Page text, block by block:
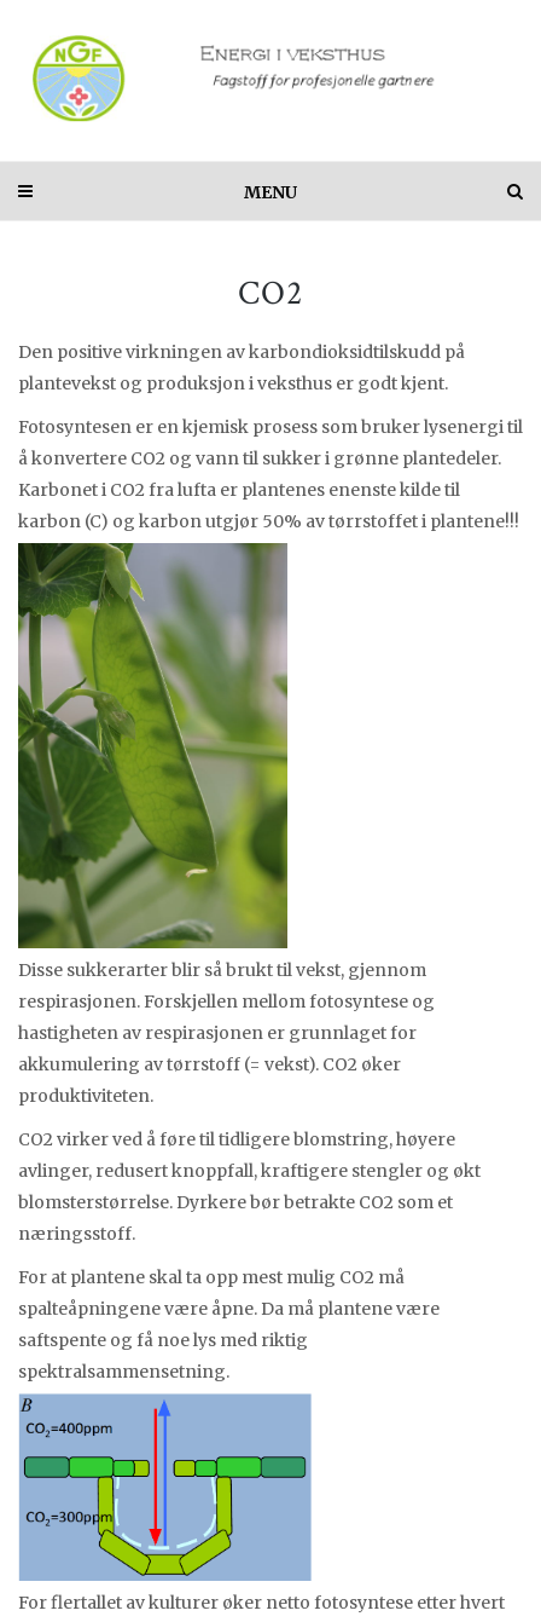
MENU
CO2
Den positive virkningen av karbondioksidtilskudd på
plantevekst og produksjon i veksthus er godt kjent.
Fotosyntesen er en kjemisk prosess som bruker lysenergi til
å konvertere CO2 og vann til sukker i grønne plantedeler.
Karbonet i CO2 fra lufta er plantenes enenste kilde til
karbon (C) og karbon utgjør 50% av tørrstoffet i plantene!!!
Disse sukkerarter blir så brukt til vekst, gjennom
respirasjonen. Forskjellen mellom fotosyntese og
hastigheten av respirasjonen er grunnlaget for
akkumulering av tørrstoff (= vekst). CO2 øker
produktiviteten.
CO2 virker ved å føre til tidligere blomstring, høyere
avlinger, redusert knoppfall, kraftigere stengler og økt
blomsterstørrelse. Dyrkere bør betrakte CO2 som et
næringsstoff.
For at plantene skal ta opp mest mulig CO2 må
spalteåpningene være åpne. Da må plantene være
saftspente og få noe lys med riktig
spektralsammensetning.
For flertallet av kulturer øker netto fotosyntese etter hvert